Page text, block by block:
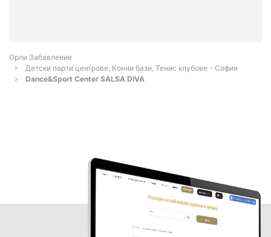
Орли Забавление
Детски парти центрове, Конни бази, Тенис клубове - София
Dance&Sport Center SALSA DIVA